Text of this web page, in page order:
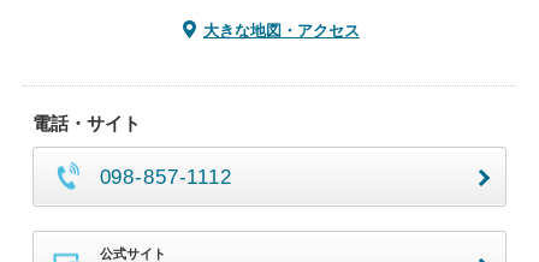
大きな地図・アクセス
電話・サイト
098-857-1112
公式サイト